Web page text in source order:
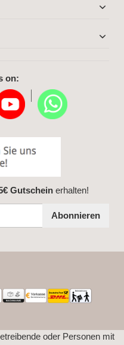
on:
Gutschein erhalten!
Abonnieren
oder Personen mit